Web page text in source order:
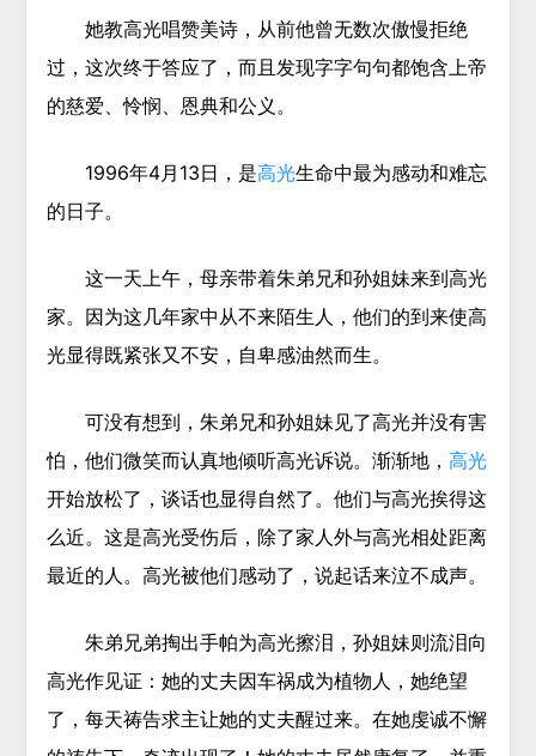
她教高光唱赞美诗，从前他曾无数次傲慢拒绝
过，这次终于答应了，而且发现字字句句都饱含上帝
的慈爱、怜悯、恩典和公义。
1996年4月13日，是高光生命中最为感动和难忘
的日子。
这一天上午，母亲带着朱弟兄和孙姐妹来到高光
家。因为这几年家中从不来陌生人，他们的到来使高
光显得既紧张又不安，自卑感油然而生。
可没有想到，朱弟兄和孙姐妹见了高光并没有害
怕，他们微笑而认真地倾听高光诉说。渐渐地， 高光
开始放松了，谈话也显得自然了。他们与高光挨得这
么近。这是高光受伤后，除了家人外与高光相处距离
最近的人。高光被他们感动了，说起话来泣不成声。
朱弟兄弟掏出手帕为高光擦泪，孙姐妹则流泪向
高光作见证：她的丈夫因车祸成为植物人，她绝望
了，每天祷告求主让她的丈夫醒过来。在她虔诚不懈